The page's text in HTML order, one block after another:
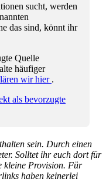
sucht, werden
das sind, könnt ihr
Quelle
häufiger
wir hier .
als bevorzugte
sein. Durch einen
Solltet ihr euch dort für
kleine Provision. Für
haben keinerlei